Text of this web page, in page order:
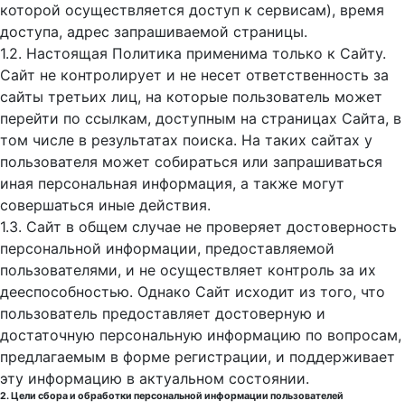
которой осуществляется доступ к cервисам), время
доступа, адрес запрашиваемой страницы.
1.2. Настоящая Политика применима только к Сайту.
Сайт не контролирует и не несет ответственность за
сайты третьих лиц, на которые пользователь может
перейти по ссылкам, доступным на страницах Сайта, в
том числе в результатах поиска. На таких сайтах у
пользователя может собираться или запрашиваться
иная персональная информация, а также могут
совершаться иные действия.
1.3. Сайт в общем случае не проверяет достоверность
персональной информации, предоставляемой
пользователями, и не осуществляет контроль за их
дееспособностью. Однако Сайт исходит из того, что
пользователь предоставляет достоверную и
достаточную персональную информацию по вопросам,
предлагаемым в форме регистрации, и поддерживает
эту информацию в актуальном состоянии.
2. Цели сбора и обработки персональной информации пользователей